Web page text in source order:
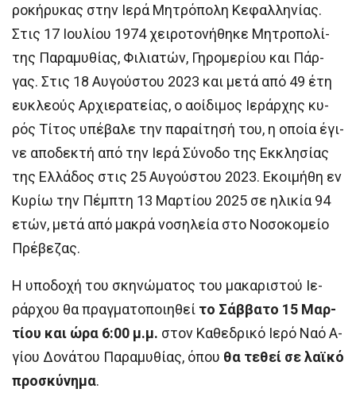
ρο­κή­ρυ­κας στην Ι­ε­ρά Μη­τρό­πο­λη Κε­φαλ­λη­νί­ας.
Στις 17 Ι­ου­λί­ου 1974 χει­ρο­το­νή­θη­κε Μη­τρο­πο­λί­
της Πα­ρα­μυ­θί­ας, Φι­λια­τών, Γη­ρο­με­ρί­ου και Πάρ­
γας. Στις 18 Αυ­γού­στου 2023 και με­τά α­πό 49 έ­τη
ευ­κλε­ούς Αρ­χι­ε­ρα­τεί­ας, ο α­οί­δι­μος Ι­ε­ράρ­χης κυ­
ρός Τί­τος υ­πέ­βα­λε την πα­ραί­τη­σή του, η ο­ποί­α έ­γι­
νε α­πο­δε­κτή α­πό την Ι­ε­ρά Σύ­νο­δο της Εκ­κλη­σί­ας
της Ελ­λά­δος στις 25 Αυ­γού­στου 2023. Εκοιμήθη εν
Κυρίω την Πέμπτη 13 Μαρτίου 2025 σε ηλικία 94
ετών, μετά από μακρά νοσηλεία στο Νοσοκομείο
Πρέβεζας.
Η υ­πο­δο­χή του σκη­νώ­μα­τος του μα­κα­ρι­στού Ι­ε­
ράρ­χου θα πραγ­μα­το­ποι­η­θεί το Σάβ­βα­το 15 Μαρ­
τί­ου και ώ­ρα 6:00 μ.μ. στον Κα­θε­δρι­κό Ι­ε­ρό Να­ό Α­
γί­ου Δο­νά­του Πα­ρα­μυ­θί­ας, ό­που θα τε­θεί σε λα­ϊ­κό
προ­σκύ­νη­μα.